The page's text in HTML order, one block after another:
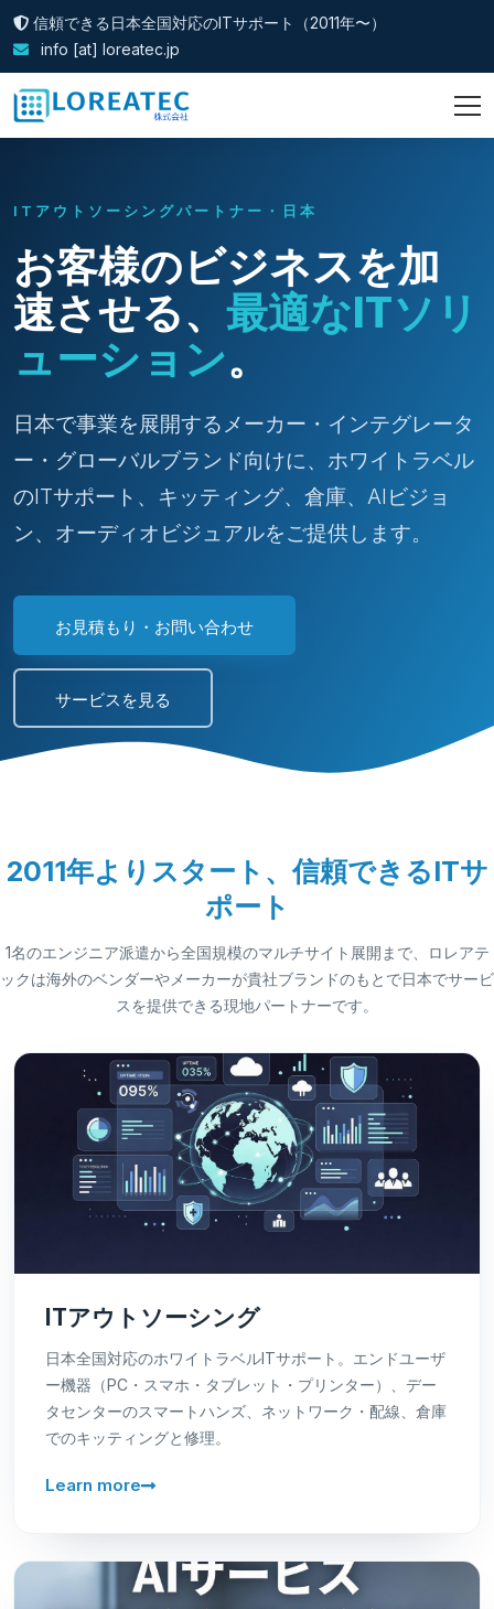
信頼できる日本全国対応のITサポート（2011年〜）
info [at] loreatec.jp
ITアウトソーシングパートナー・日本
お客様のビジネスを加
速させる、 最適なITソリ
ューション。
日本で事業を展開するメーカー・インテグレータ
ー・グローバルブランド向けに、ホワイトラベル
のITサポート、キッティング、倉庫、AIビジョ
ン、オーディオビジュアルをご提供します。
お見積もり・お問い合わせ
サービスを見る
2011年よりスタート、信頼できるITサ
ポート
1名のエンジニア派遣から全国規模のマルチサイト展開まで、ロレアテ
ックは海外のベンダーやメーカーが貴社ブランドのもとで日本でサービ
スを提供できる現地パートナーです。
ITアウトソーシング
日本全国対応のホワイトラベルITサポート。エンドユーザ
ー機器（PC・スマホ・タブレット・プリンター）、デー
タセンターのスマートハンズ、ネットワーク・配線、倉庫
でのキッティングと修理。
Learn more